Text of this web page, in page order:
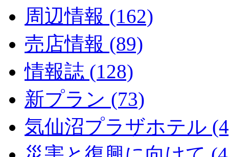
周辺情報 (162)
売店情報 (89)
情報誌 (128)
新プラン (73)
気仙沼プラザホテル